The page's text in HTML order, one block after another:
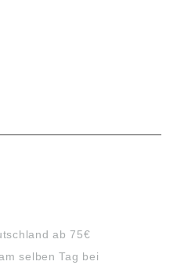
ab 75€
selben Tag bei